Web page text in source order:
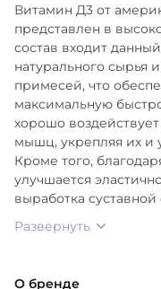
Витамин Д3 от
представлен в
состав входит
натурального
примесей, что
максимальную
хорошо
мышц, укрепляя их и
Кроме того,
улучшается
выработка суставной
Развернуть
О бренде